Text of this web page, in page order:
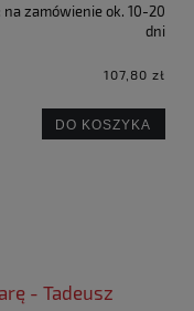
na zamówienie ok. 10-20
dni
107,80 zł
DO KOSZYKA
- Tadeusz